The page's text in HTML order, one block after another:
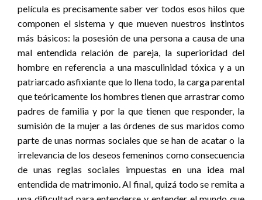
película es precisamente saber ver todos esos hilos que
componen el sistema y que mueven nuestros instintos
más básicos: la posesión de una persona a causa de una
mal entendida relación de pareja, la superioridad del
hombre en referencia a una masculinidad tóxica y a un
patriarcado asfixiante que lo llena todo, la carga parental
que teóricamente los hombres tienen que arrastrar como
padres de familia y por la que tienen que responder, la
sumisión de la mujer a las órdenes de sus maridos como
parte de unas normas sociales que se han de acatar o la
irrelevancia de los deseos femeninos como consecuencia
de unas reglas sociales impuestas en una idea mal
entendida de matrimonio. Al final, quizá todo se remita a